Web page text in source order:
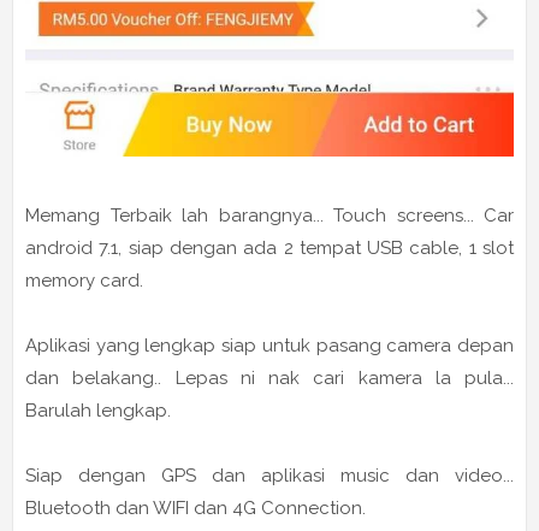
Memang Terbaik lah barangnya... Touch screens... Car
android 7.1, siap dengan ada 2 tempat USB cable, 1 slot
memory card.
Aplikasi yang lengkap siap untuk pasang camera depan
dan belakang.. Lepas ni nak cari kamera la pula...
Barulah lengkap.
Siap dengan GPS dan aplikasi music dan video...
Bluetooth dan WIFI dan 4G Connection.